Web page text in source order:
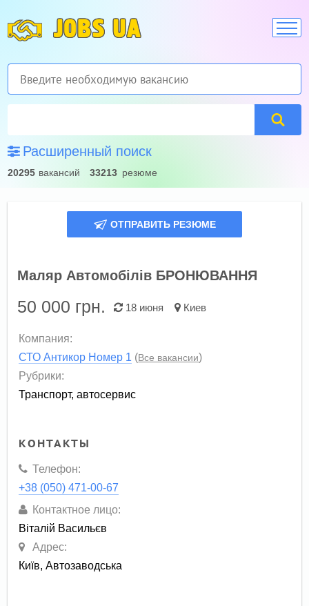
JOBS UA
Расширенный поиск
20295 вакансий 33213 резюме
ОТПРАВИТЬ РЕЗЮМЕ
Маляр Автомобілів БРОНЮВАННЯ
50 000 грн. 18 июня Киев
Компания:
СТО Антикор Номер 1 (Все вакансии)
Рубрики:
Транспорт, автосервис
КОНТАКТЫ
Телефон:
+38 (050) 471-00-67
Контактное лицо:
Віталій Васильєв
Адрес:
Київ, Автозаводська